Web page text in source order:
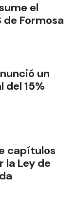
el
de Formosa
un
del 15%
capítulos
la Ley de